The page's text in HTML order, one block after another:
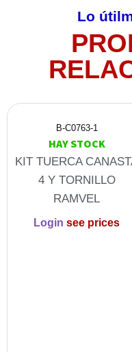
Lo
B-C0763-1
HAY STOCK
KIT TUERCA
4 Y TORNILLO
RAMVEL
Login see prices